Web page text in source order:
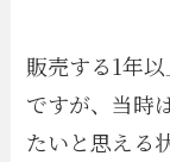
販売する1年
ですが、当時
たいと思える